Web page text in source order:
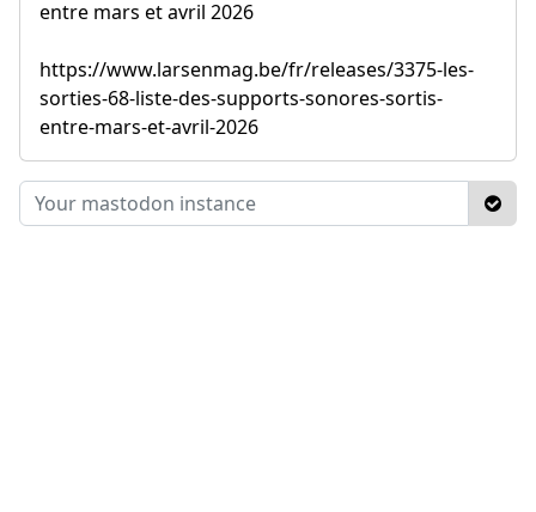
entre mars et avril 2026
https://www.larsenmag.be/fr/releases/3375-les-
sorties-68-liste-des-supports-sonores-sortis-
entre-mars-et-avril-2026